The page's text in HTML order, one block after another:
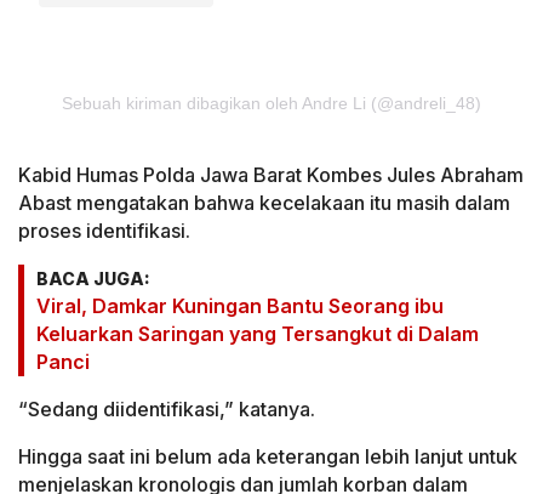
Sebuah kiriman dibagikan oleh Andre Li (@andreli_48)
Kabid Humas Polda Jawa Barat Kombes Jules Abraham
Abast mengatakan bahwa kecelakaan itu masih dalam
proses identifikasi.
BACA JUGA:
Viral, Damkar Kuningan Bantu Seorang ibu
Keluarkan Saringan yang Tersangkut di Dalam
Panci
“Sedang diidentifikasi,” katanya.
Hingga saat ini belum ada keterangan lebih lanjut untuk
menjelaskan kronologis dan jumlah korban dalam